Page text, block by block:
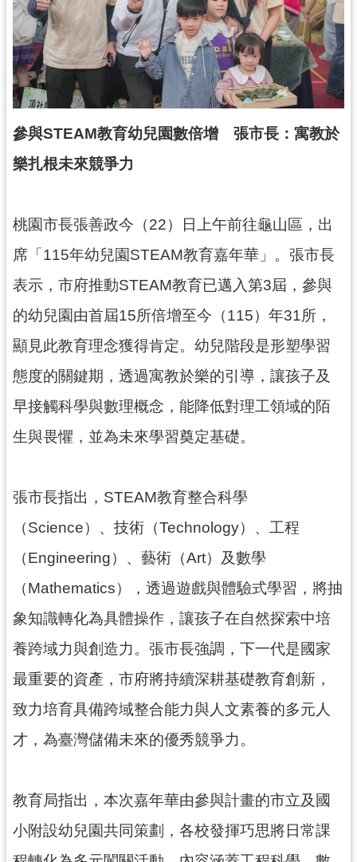
資
訊
訊
息
公
便
民
府
資
公
開
回
首
導
政
信
見
問
園
府
入
口
網
參與STEAM教育幼兒園數倍增 張市長：寓教於
樂扎根未來競爭力
桃園市長張善政今（22）日上午前往龜山區，出
席「115年幼兒園STEAM教育嘉年華」。張市長
表示，市府推動STEAM教育已邁入第3屆，參與
的幼兒園由首屆15所倍增至今（115）年31所，
顯見此教育理念獲得肯定。幼兒階段是形塑學習
態度的關鍵期，透過寓教於樂的引導，讓孩子及
早接觸科學與數理概念，能降低對理工領域的陌
生與畏懼，並為未來學習奠定基礎。
張市長指出，STEAM教育整合科學
（Science）、技術（Technology）、工程
（Engineering）、藝術（Art）及數學
（Mathematics），透過遊戲與體驗式學習，將抽
象知識轉化為具體操作，讓孩子在自然探索中培
養跨域力與創造力。張市長強調，下一代是國家
最重要的資產，市府將持續深耕基礎教育創新，
致力培育具備跨域整合能力與人文素養的多元人
才，為臺灣儲備未來的優秀競爭力。
教育局指出，本次嘉年華由參與計畫的市立及國
小附設幼兒園共同策劃，各校發揮巧思將日常課